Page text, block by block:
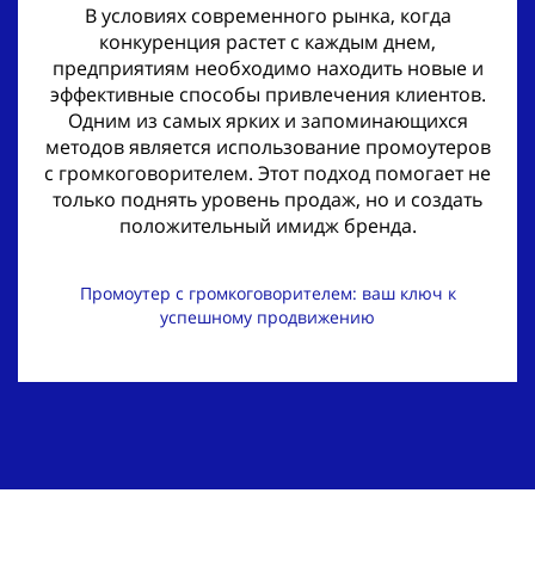
В условиях современного рынка, когда
конкуренция растет с каждым днем,
предприятиям необходимо находить новые и
эффективные способы привлечения клиентов.
Одним из самых ярких и запоминающихся
методов является использование промоутеров
с громкоговорителем. Этот подход помогает не
только поднять уровень продаж, но и создать
положительный имидж бренда.
Промоутер с громкоговорителем: ваш ключ к
успешному продвижению